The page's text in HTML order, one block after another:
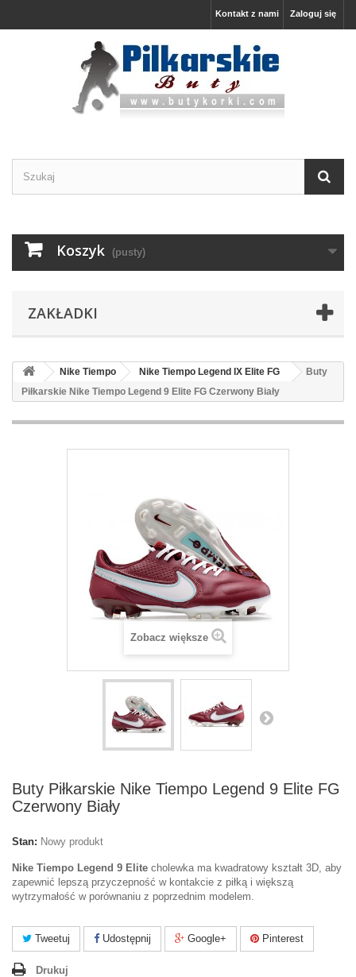
Zaloguj się
Kontakt z nami
Koszyk (pusty)
ZAKŁADKI
Nike Tiempo Nike Tiempo Legend IX Elite FG
Buty
Piłkarskie Nike Tiempo Legend 9 Elite FG Czerwony Biały
Zobacz większe
Buty Piłkarskie Nike Tiempo Legend 9 Elite FG
Czerwony Biały
Stan: Nowy produkt
Nike Tiempo Legend 9 Elite cholewka ma kwadratowy kształt 3D, aby
zapewnić lepszą przyczepność w kontakcie z piłką i większą
wytrzymałość w porównaniu z poprzednim modelem.
Tweetuj Udostępnij Google+ Pinterest
Drukuj